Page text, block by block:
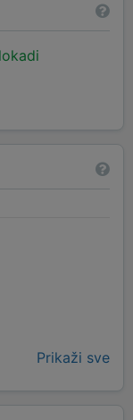
Prikaži sve